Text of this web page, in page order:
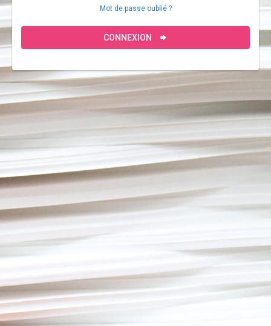
Mot de passe oublié ?
CONNEXION